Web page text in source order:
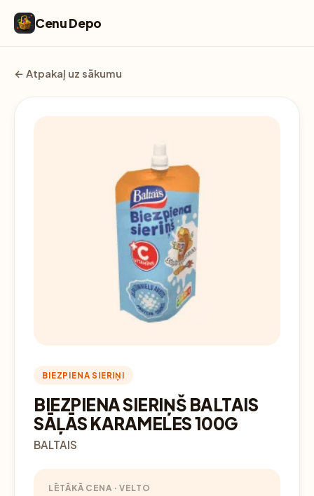
Cenu Depo
← Atpakaļ uz sākumu
BIEZPIENA SIERIŅI
BIEZPIENA SIERIŅŠ BALTAIS
SĀĻĀS KARAMELES 100G
BALTAIS
LĒTĀKĀ CENA · VELTO